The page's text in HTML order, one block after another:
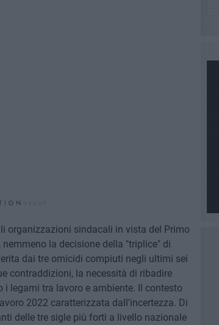
organizzazioni sindacali in vista del Primo
la decisione della "triplice" di
dai tre omicidi compiuti negli ultimi sei
contraddizioni, la necessità di ribadire
legami tra lavoro e ambiente. Il contesto
2022 caratterizzata dall'incertezza. Di
delle tre sigle più forti a livello nazionale